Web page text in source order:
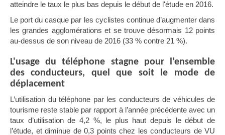
atteindre le taux le plus bas depuis le début de l'étude en 2016.
Le port du casque par les cyclistes continue d’augmenter dans
les grandes agglomérations et se trouve désormais 12 points
au-dessus de son niveau de 2016 (33 % contre 21 %).
L'usage du téléphone stagne pour l’ensemble
des conducteurs, quel que soit le mode de
déplacement
L’utilisation du téléphone par les conducteurs de véhicules de
tourisme reste stable par rapport à l’année précédente avec un
taux d’utilisation de 4,2 %, le plus haut depuis le début de
l’étude, et diminue de 0,3 points chez les conducteurs de VU